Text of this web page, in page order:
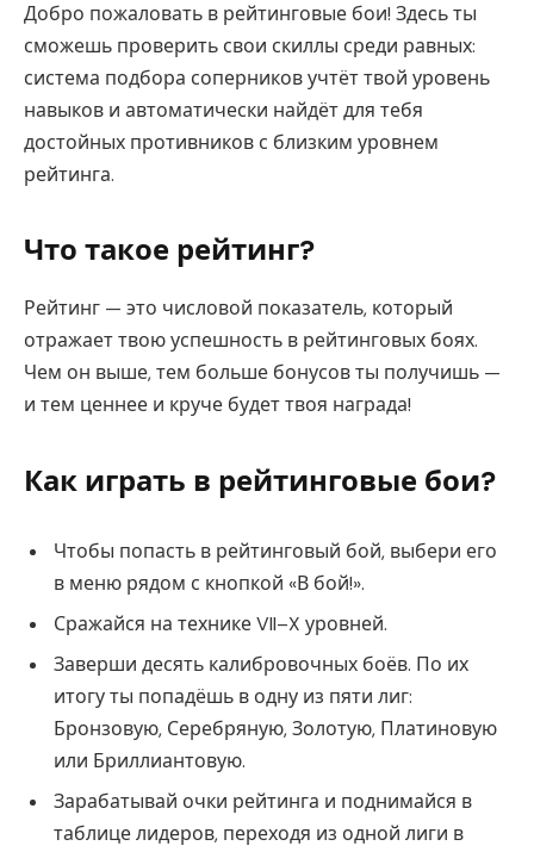
Добро пожаловать в рейтинговые бои! Здесь ты
сможешь проверить свои скиллы среди равных:
система подбора соперников учтёт твой уровень
навыков и автоматически найдёт для тебя
достойных противников с близким уровнем
рейтинга.
Что такое рейтинг?
Рейтинг — это числовой показатель, который
отражает твою успешность в рейтинговых боях.
Чем он выше, тем больше бонусов ты получишь —
и тем ценнее и круче будет твоя награда!
Как играть в рейтинговые бои?
Чтобы попасть в рейтинговый бой, выбери его
в меню рядом с кнопкой «В бой!».
Сражайся на технике VII–X уровней.
Заверши десять калибровочных боёв. По их
итогу ты попадёшь в одну из пяти лиг:
Бронзовую, Серебряную, Золотую, Платиновую
или Бриллиантовую.
Зарабатывай очки рейтинга и поднимайся в
таблице лидеров, переходя из одной лиги в